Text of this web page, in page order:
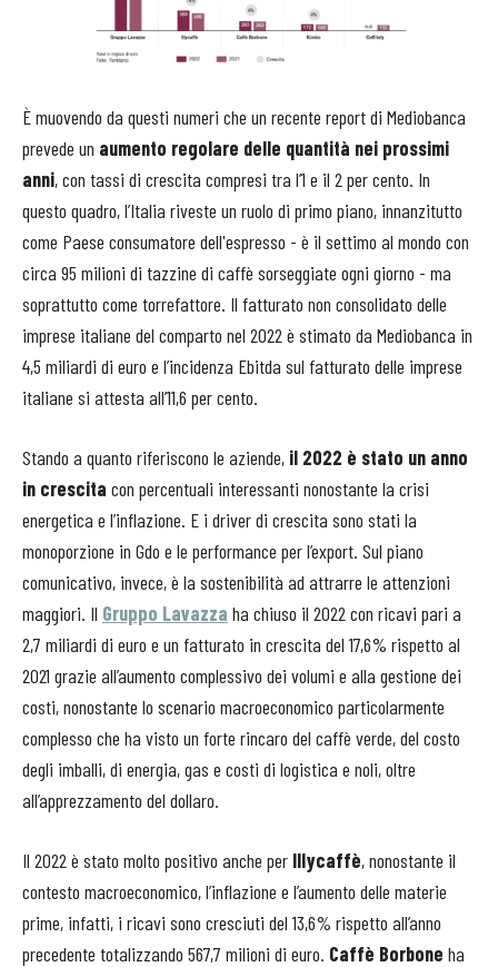
È muovendo da questi numeri che un recente report di Mediobanca
prevede un aumento regolare delle quantità nei prossimi
anni, con tassi di crescita compresi tra l’1 e il 2 per cento. In
questo quadro, l’Italia riveste un ruolo di primo piano, innanzitutto
come Paese consumatore dell'espresso - è il settimo al mondo con
circa 95 milioni di tazzine di caffè sorseggiate ogni giorno - ma
soprattutto come torrefattore. Il fatturato non consolidato delle
imprese italiane del comparto nel 2022 è stimato da Mediobanca in
4,5 miliardi di euro e l’incidenza Ebitda sul fatturato delle imprese
italiane si attesta all’11,6 per cento.
Stando a quanto riferiscono le aziende, il 2022 è stato un anno
in crescita con percentuali interessanti nonostante la crisi
energetica e l’inflazione. E i driver di crescita sono stati la
monoporzione in Gdo e le performance per l’export. Sul piano
comunicativo, invece, è la sostenibilità ad attrarre le attenzioni
maggiori. Il Gruppo Lavazza ha chiuso il 2022 con ricavi pari a
2,7 miliardi di euro e un fatturato in crescita del 17,6% rispetto al
2021 grazie all’aumento complessivo dei volumi e alla gestione dei
costi, nonostante lo scenario macroeconomico particolarmente
complesso che ha visto un forte rincaro del caffè verde, del costo
degli imballi, di energia, gas e costi di logistica e noli, oltre
all’apprezzamento del dollaro.
Il 2022 è stato molto positivo anche per Illycaffè, nonostante il
contesto macroeconomico, l’inflazione e l’aumento delle materie
prime, infatti, i ricavi sono cresciuti del 13,6% rispetto all’anno
precedente totalizzando 567,7 milioni di euro. Caffè Borbone ha